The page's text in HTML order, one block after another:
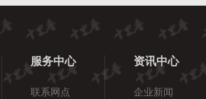
服务中心
联系网点
资讯中心
企业新闻